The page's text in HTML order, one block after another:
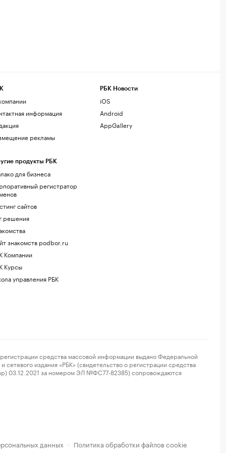
информация
рекламы
продукты РБК
для бизнеса
регистратор
сайтов
знакомств podbor.ru
Компании
Курсы
управления РБК
РБК Новости
iOS
Android
AppGallery
средства массовой информации выдано Федеральной
издания «РБК» (свидетельство о регистрации средства
03.12.2021 за номером ЭЛ №ФС77-82385) сопровождаются
данных · Политика обработки файлов cookie